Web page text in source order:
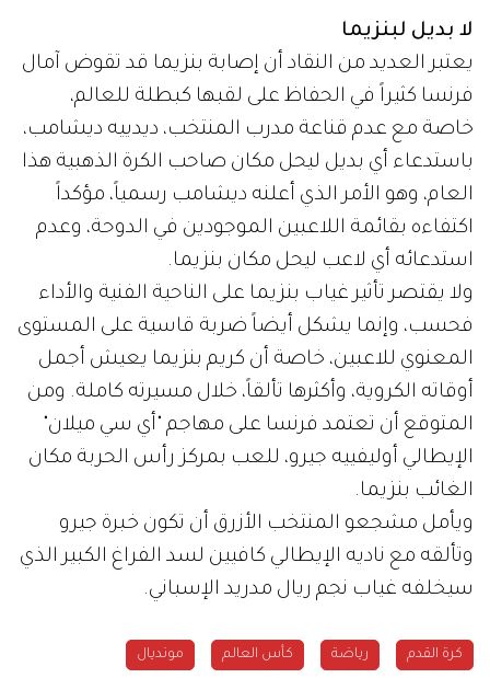
لا بديل لبنزيما
يعتبر العديد من النقاد أن إصابة بنزيما قد تقوض آمال
فرنسا كثيراً في الحفاظ على لقبها كبطلة للعالم،
خاصة مع عدم قناعة مدرب المنتخب، ديدييه ديشامب،
باستدعاء أي بديل ليحل مكان صاحب الكرة الذهبية هذا
العام، وهو الأمر الذي أعلنه ديشامب رسمياً، مؤكداً
اكتفاءه بقائمة اللاعبين الموجودين في الدوحة، وعدم
استدعائه أي لاعب ليحل مكان بنزيما.
ولا يقتصر تأثير غياب بنزيما على الناحية الفنية والأداء
فحسب، وإنما يشكل أيضاً ضربة قاسية على المستوى
المعنوي للاعبين، خاصة أن كريم بنزيما يعيش أجمل
أوقاته الكروية، وأكثرها تألقاً، خلال مسيرته كاملة. ومن
المتوقع أن تعتمد فرنسا على مهاجم "أي سي ميلان"
الإيطالي أوليفييه جيرو، للعب بمركز رأس الحربة مكان
الغائب بنزيما.
ويأمل مشجعو المنتخب الأزرق أن تكون خبرة جيرو
وتألقه مع ناديه الإيطالي كافيين لسد الفراغ الكبير الذي
سيخلفه غياب نجم ريال مدريد الإسباني.
كرة القدم رياضة كأس العالم مونديال